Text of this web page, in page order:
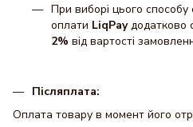
При виборі цього
оплати LiqPayдодатково
2% від вартості
Післяплата:
Оплата товару в момент його